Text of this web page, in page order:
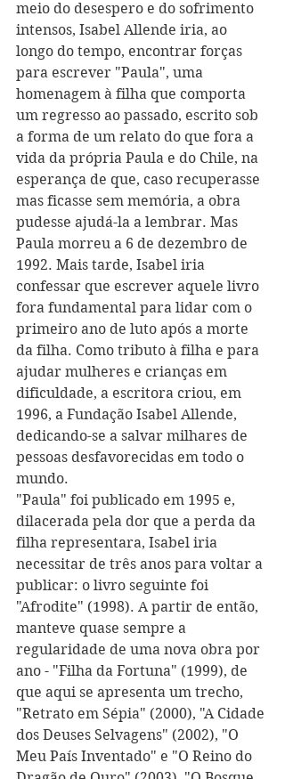
meio do desespero e do sofrimento
intensos, Isabel Allende iria, ao
longo do tempo, encontrar forças
para escrever "Paula", uma
homenagem à filha que comporta
um regresso ao passado, escrito sob
a forma de um relato do que fora a
vida da própria Paula e do Chile, na
esperança de que, caso recuperasse
mas ficasse sem memória, a obra
pudesse ajudá-la a lembrar. Mas
Paula morreu a 6 de dezembro de
1992. Mais tarde, Isabel iria
confessar que escrever aquele livro
fora fundamental para lidar com o
primeiro ano de luto após a morte
da filha. Como tributo à filha e para
ajudar mulheres e crianças em
dificuldade, a escritora criou, em
1996, a Fundação Isabel Allende,
dedicando-se a salvar milhares de
pessoas desfavorecidas em todo o
mundo.
"Paula" foi publicado em 1995 e,
dilacerada pela dor que a perda da
filha representara, Isabel iria
necessitar de três anos para voltar a
publicar: o livro seguinte foi
"Afrodite" (1998). A partir de então,
manteve quase sempre a
regularidade de uma nova obra por
ano - "Filha da Fortuna" (1999), de
que aqui se apresenta um trecho,
"Retrato em Sépia" (2000), "A Cidade
dos Deuses Selvagens" (2002), "O
Meu País Inventado" e "O Reino do